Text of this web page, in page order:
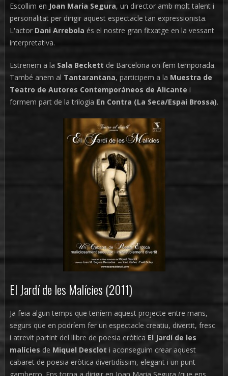
Escollim en Joan Maria Segura, un director amb molt talent i
personalitat per dirigir aquest espectacle tan expressionista.
L'actor Dani Arrebola és el nostre gran fitxatge en la vessant
interpretativa.
Estrenem a la Sala Beckett de Barcelona on fem temporada.
També anem al Tantarantana, participem a la Muestra de
Teatro de Autores Contemporáneos de Alicante i
formem part de la trilogia En Contra (La Seca/Espai Brossa).
El Jardí de les Malícies (2011)
Ja feia algun temps que teníem aquest projecte entre mans,
segurs que en podríem fer un espectacle creatiu, divertit, fresc
i atrevit partint del llibre de poesia eròtica El Jardí de les
malícies de Miquel Desclot i aconseguim crear aquest
cabaret de poesia eròtica divertidíssim, elegant i un punt